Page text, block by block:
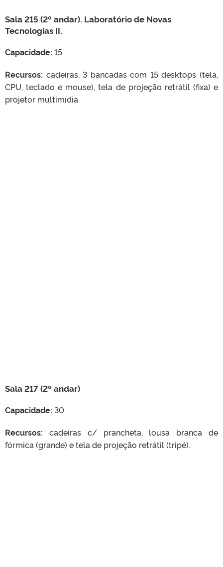
Sala 215 (2º andar). Laboratório de Novas
Tecnologias II.
Capacidade: 15
Recursos: cadeiras, 3 bancadas com 15 desktops (tela,
CPU, teclado e mouse), tela de projeção retrátil (fixa) e
projetor multimídia.
Sala 217 (2º andar)
Capacidade: 30
Recursos: cadeiras c/ prancheta, lousa branca de
fórmica (grande) e tela de projeção retrátil (tripé).